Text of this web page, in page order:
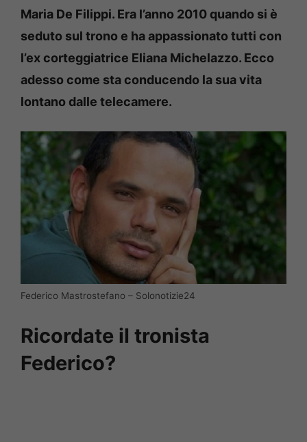
Maria De Filippi. Era l’anno 2010 quando si è
seduto sul trono e ha appassionato tutti con
l’ex corteggiatrice Eliana Michelazzo. Ecco
adesso come sta conducendo la sua vita
lontano dalle telecamere.
Federico Mastrostefano – Solonotizie24
Ricordate il tronista
Federico?